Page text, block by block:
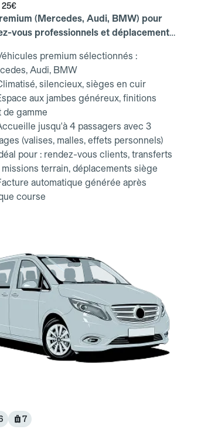
25€
(Mercedes, Audi, BMW) pour
vous professionnels et déplacements
premium sélectionnés :
Audi, BMW
silencieux, sièges en cuir
aux jambes généreux, finitions
de gamme
jusqu'à 4 passagers avec 3
(valises, malles, effets personnels)
pour : rendez-vous clients, transferts
missions terrain, déplacements siège
automatique générée après
course
7